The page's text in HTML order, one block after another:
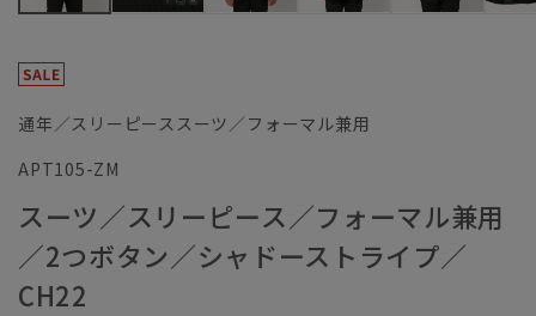
通年／スリーピーススーツ／フォーマル兼用
APT105-ZM
スーツ／スリーピース／フォーマル兼用
／2つボタン／シャドーストライプ／
CH22